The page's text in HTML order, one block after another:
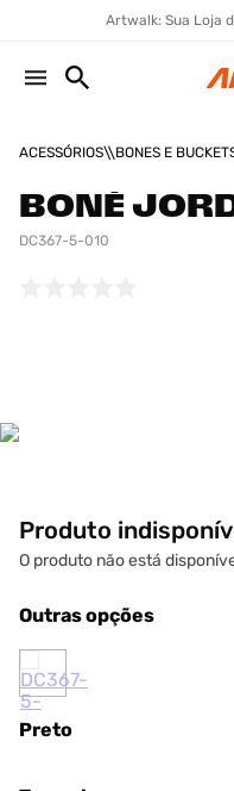
Artwalk: Sua Loja
ACESSÓRIOS BONES E
BONÉ
DC367-5-010
Produto
O produto não está
Outras opções
Preto